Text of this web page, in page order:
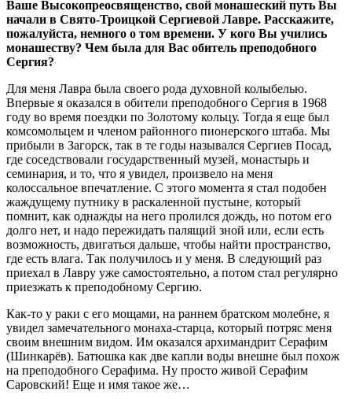
Ваше Высокопреосвященство, свой монашеский путь Вы
начали в Свято-Троицкой Сергиевой Лавре. Расскажите,
пожалуйста, немного о том времени. У кого Вы учились
монашеству? Чем была для Вас обитель преподобного
Сергия?
Для меня Лавра была своего рода духовной колыбелью.
Впервые я оказался в обители преподобного Сергия в 1968
году во время поездки по Золотому кольцу. Тогда я еще был
комсомольцем и членом районного пионерского штаба. Мы
прибыли в Загорск, так в те годы назывался Сергиев Посад,
где соседствовали государственный музей, монастырь и
семинария, и то, что я увидел, произвело на меня
колоссальное впечатление. С этого момента я стал подобен
жаждущему путнику в раскаленной пустыне, который
помнит, как однажды на него пролился дождь, но потом его
долго нет, и надо пережидать палящий зной или, если есть
возможность, двигаться дальше, чтобы найти пространство,
где есть влага. Так получилось и у меня. В следующий раз
приехал в Лавру уже самостоятельно, а потом стал регулярно
приезжать к преподобному Сергию.
Как-то у раки с его мощами, на раннем братском молебне, я
увидел замечательного монаха-старца, который потряс меня
своим внешним видом. Им оказался архимандрит Серафим
(Шинкарёв). Батюшка как две капли воды внешне был похож
на преподобного Серафима. Ну просто живой Серафим
Саровский! Еще и имя такое же…